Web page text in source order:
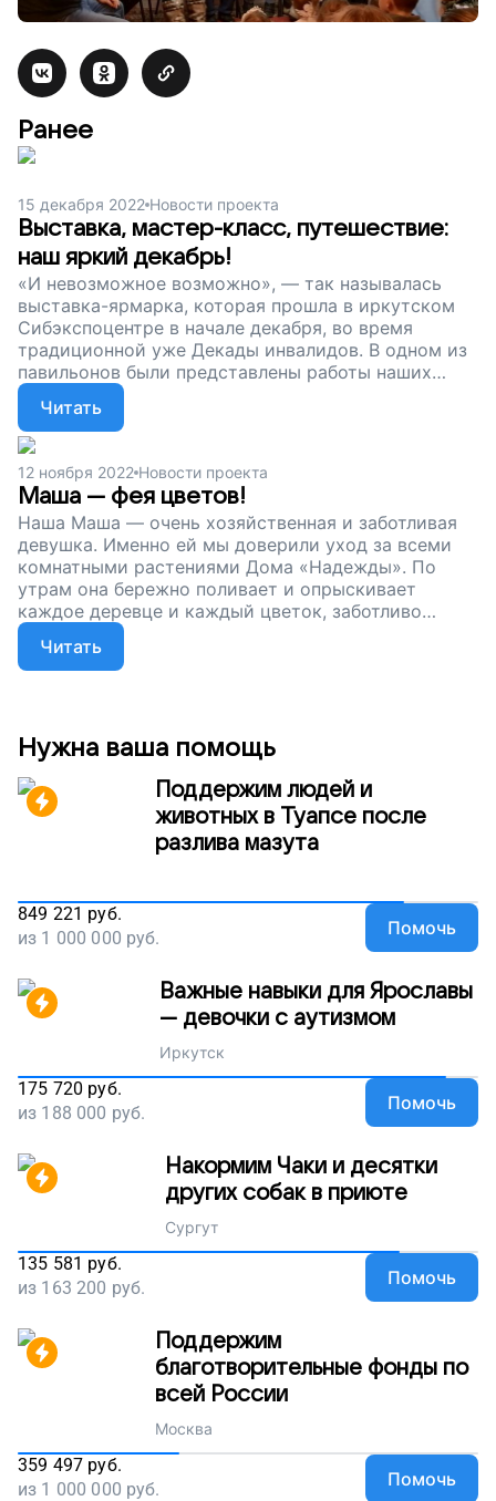
Ранее
15 декабря 2022 Новости проекта
Выставка, мастер-класс, путешествие:
наш яркий декабрь!
«И невозможное возможно», — так называлась
выставка-ярмарка, которая прошла в иркутском
Сибэкспоцентре в начале декабря, во время
традиционной уже Декады инвалидов. В одном из
павильонов были представлены работы наших
особенных мастеров. Маша, ее друзья и педагоги
побывали в Сибэкспоцентре, а на следующий день
сами принимали гостей — выставка прошла и в
наших мастерских. Друзья, спасибо, что
поддерживаете нас. Сейчас наш сбор
продолжается. Поддержите Дом «Надежды».
Пусть у Маши и ее друзей будет место, где им
всегда рады!
Читать
12 ноября 2022 Новости проекта
Маша — фея цветов!
Наша Маша — очень хозяйственная и заботливая
девушка. Именно ей мы доверили уход за всеми
комнатными растениями Дома «Надежды». По
утрам она бережно поливает и опрыскивает
каждое деревце и каждый цветок, заботливо
подвязывает слабые ветки и рыхлит почву в
горшках. Удивительно, но даже сейчас, когда дни
совсем короткие, у Маши цветут цветы! Спасибо
особенных мастеров. Пусть они живут ярко. Пусть
занимаются любимым делом!
Читать
Нужна ваша помощь
Поддержим людей и
животных в Туапсе после
разлива мазута
849 221 руб.
из 1 000 000 руб. Помочь
Важные навыки для Ярославы
— девочки с аутизмом
Иркутск
175 720 руб.
из 188 000 руб. Помочь
Накормим Чаки и десятки
других собак в приюте
Сургут
135 581 руб.
из 163 200 руб. Помочь
Поддержим
благотворительные фонды по
всей России
Москва
359 497 руб.
из 1 000 000 руб. Помочь